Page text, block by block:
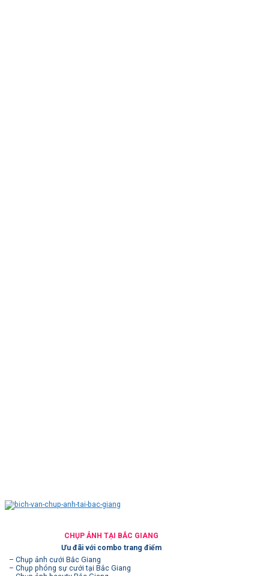
CHỤP ẢNH TẠI BẮC GIANG
Ưu đãi với combo trang điểm
– Chụp ảnh cưới Bắc Giang
– Chụp phóng sự cưới tại Bắc Giang